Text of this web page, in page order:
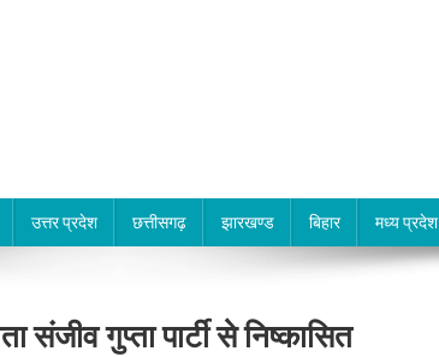
उत्तर प्रदेश छत्तीसगढ़ झारखण्ड बिहार मध्य प्रदेश
गुप्ता पार्टी से निष्कासित